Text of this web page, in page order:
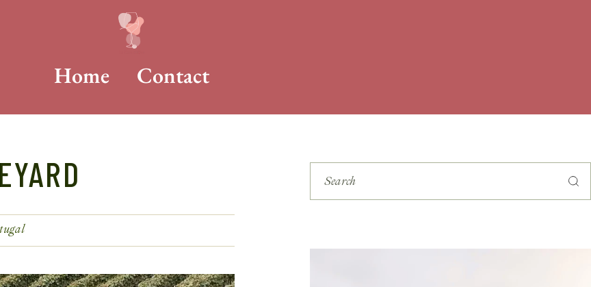
Home Contact